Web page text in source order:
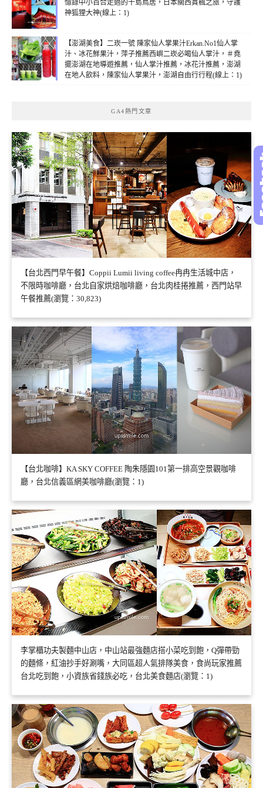
憶錄中小百合走過的千島鳥居，日本關西賞楓之旅，守護
神狐狸大神(線上：1)
【澎湖美食】二崁一號 陳家仙人掌果汁Erkan.No1仙人掌
汁、冰花鮮果汁，萍子推薦西嶼二崁必喝仙人掌汁，＃堯
擺澎湖在地導遊推薦，仙人掌汁推薦，冰花汁推薦，澎湖
在地人飲料，陳家仙人掌果汁，澎湖自由行行程(線上：1)
GA4熱門文章
【台北西門早午餐】Coppii Lumii living coffee冉冉生活城中店，
不限時咖啡廳，台北自家烘焙咖啡廳，台北肉桂捲推薦，西門站早
午餐推薦(瀏覽：30,823)
【台北咖啡】KA SKY COFFEE 陶朱隱園101第一排高空景觀咖啡
廳，台北信義區網美咖啡廳(瀏覽：1)
李掌櫃功夫製麵中山店，中山站最強麵店搭小菜吃到飽，Q彈帶勁
的麵條，紅油抄手好涮嘴，大同區超人氣排隊美食，食尚玩家推薦
台北吃到飽，小資族省錢族必吃，台北美食麵店(瀏覽：1)